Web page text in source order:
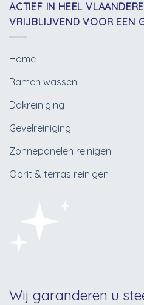
ACTIEF IN HEEL
VRIJBLIJVEND VOOR EEN
Home
Ramen wassen
Dakreiniging
Gevelreiniging
Zonnepanelen reinigen
Oprit & terras reinigen
Wij garanderen u